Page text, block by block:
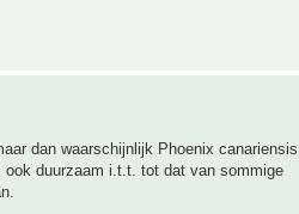
dan waarschijnlijk Phoenix canariensis
duurzaam i.t.t. tot dat van sommige